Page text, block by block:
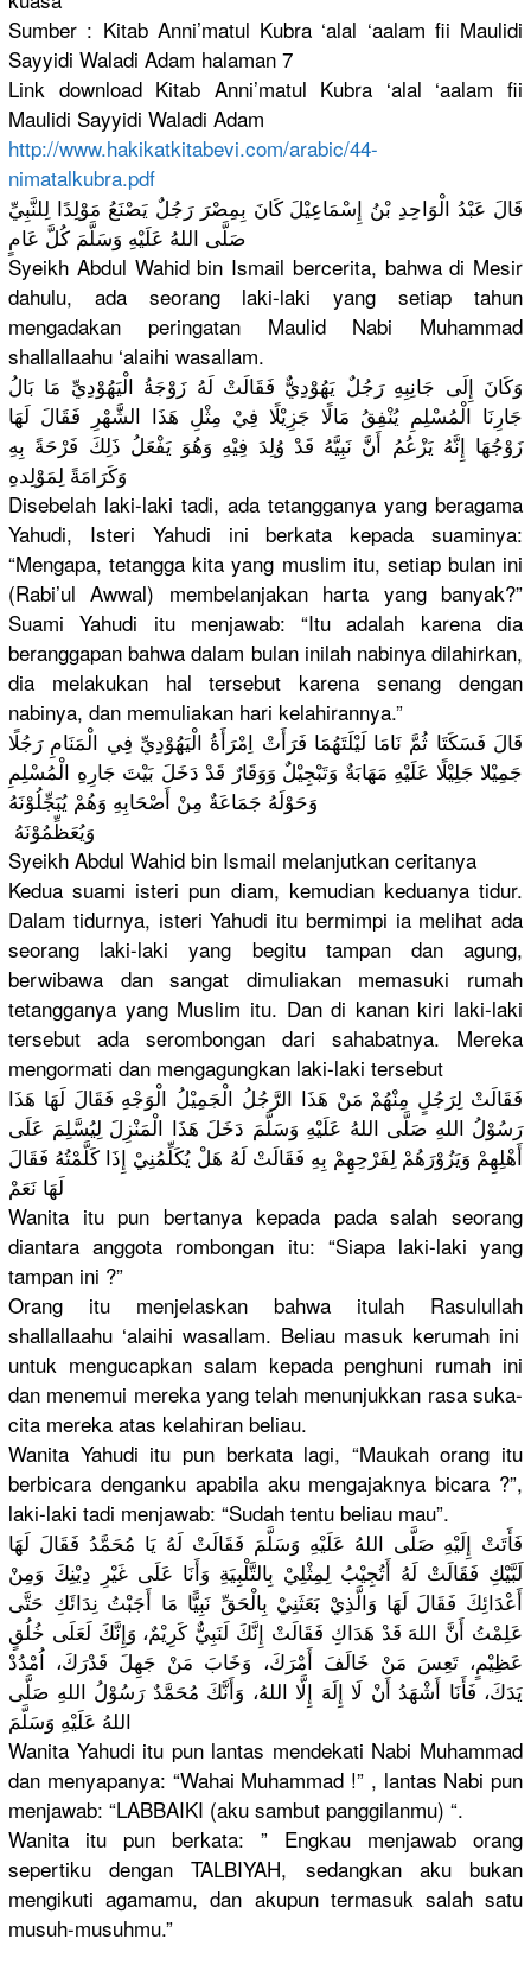
Sumber : Kitab Anni’matul Kubra ‘alal ‘aalam fii Maulidi
Sayyidi Waladi Adam halaman 7
Link download Kitab Anni’matul Kubra ‘alal ‘aalam fii
Maulidi Sayyidi Waladi Adam
http://www.hakikatkitabevi.com/arabic/44-
nimatalkubra.pdf
قَالَ عَبْدُ الْوَاحِدِ بْنُ إِسْمَاعِيْلَ كَانَ بِمِصْرَ رَجُلٌ يَصْنَعُ مَوْلِدًا لِلنَّبِيّ
صَلَّى اللهُ عَلَيْهِ وَسَلَّمَ كُلَّ عَامٍ
Syeikh Abdul Wahid bin Ismail bercerita, bahwa di Mesir
dahulu, ada seorang laki-laki yang setiap tahun
mengadakan peringatanMaulid Nabi Muhammad
shallallaahu ‘alaihi wasallam.
وَكَانَ إِلَى جَانِبِهِ رَجُلٌ يَهُوْدِيّ ٌ فَقَالَتْ لَهُ زَوْجَةُ الْيَهُوْدِيِّ مَا بَالُ
جَارِنَا الْمُسْلِم ِ يُنْفِقُ مَالًا جَزِيْلًا فِيْ مِثْلِ هَذَا الشَّهْرِ فَقَالَ لَهَا
زَوْجُهَا إِنَّهُ يَزْعُمُ أَنَّ نَبِيَّهُ قَدْ وُلِدَ فِيْهِ وَهُوَ يَفْعَلُ ذَلِكَ فَرْحَةً بِهِ
وَكَرَامَة ً لِمَوْلِده
Disebelah laki-laki tadi, ada tetangganya yang beragama
Yahudi, Isteri Yahudi ini berkata kepada suaminya:
“Mengapa, tetangga kita yang muslim itu, setiap bulan ini
(Rabi’ul Awwal) membelanjakan harta yang banyak?”
Suami Yahudi itu menjawab: “Itu adalah karena dia
beranggapan bahwa dalam bulan inilah nabinya dilahirkan,
dia melakukan hal tersebut karena senang dengan
nabinya, dan memuliakan hari kelahirannya.”
قَالَ فَسَكَتَا ثُمَّ نَامَا لَيْلَتَهُمَا فَرَأَتْ اِمْرَأَةُالْيَهُوْدِيِّ فِي الْمَنَامِ رَجُلًا
جَمِيْلا جَلِيْلًا عَلَيْهِ مَهَابَةٌ وَتَبْجِيْلٌ وَوَقَارٌ قَدْ دَخَلَ بَيْتَ جَارِهِ الْمُسْلِم
وَحَوْلَهُ جَمَاعَةٌ مِنْ أَصْحَابِه ِ وَهُمْ يُبَجِّلُوْنَهُ
­ وَيُعَظِّمُوْنَ­هُ
Syeikh Abdul Wahid bin Ismail melanjutkan ceritanya
Kedua suami isteri pun diam, kemudian keduanya tidur.
Dalam tidurnya, isteri Yahudi itu bermimpi ia melihat ada
seorang laki-laki yang begitu tampan dan agung,
berwibawa dan sangat dimuliakanmemasuki rumah
tetangganya yang Muslim itu. Dan di kanan kiri laki-laki
tersebut ada serombongan dari sahabatnya. Mereka
mengormati dan mengagungkan laki-laki tersebut
فَقَالَتْ لِرَجُلٍ مِنْهُمْ مَنْ هَذَا الرَّجُلُ الْجَمِيْل ُ الْوَجْهِ فَقَالَ لَهَا هَذَا
رَسُوْلُ اللهِ صَلَّى اللهُ عَلَيْهِ وَسَلَّمَ دَخَلَ هَذَا الْمَنْزِل َ لِيُسَّلِم َ عَلَى
أَهْلِهِمْ وَيَزُوْرَهُمْ لِفَرْحِهِمْ بِهِ فَقَالَتْ لَهُ هَلْ يُكَلِّمُنِيْ إِذَا كَلَّمْتُه ُ فَقَالَ
لَهَا نَعَمْ
Wanita itu pun bertanya kepada pada salah seorang
diantara anggota rombongan itu: “Siapa laki-laki yang
tampan ini ?”
Orang itu menjelaskan bahwa itulah Rasulullah
shallallaahu ‘alaihi wasallam. Beliau masuk kerumah ini
untuk mengucapkan salam kepada penghuni rumah ini
dan menemui mereka yang telah menunjukkan rasa suka-
cita mereka atas kelahiran beliau.
Wanita Yahudi itu pun berkata lagi, “Maukah orang itu
berbicara denganku apabila aku mengajaknya bicara ?”,
laki-laki tadi menjawab: “Sudah tentu beliau mau”.
فَأَتَتْ إِلَيْهِ صَلَّى اللهُ عَلَيْهِ وَسَلَّمَ فَقَالَتْ لَهُ يَا مُحَمَّدُ فَقَالَ لَهَا
لَبَّيْكِ فَقَالَتْ لَهُ أَتُجِيْبُ لِمِثْلِيْ بِالتَّلْبِيَةِ­ وَأَنَا عَلَى غَيْرِ دِيْنِكَ وَمِنْ
أَعْدَائِك َ فَقَالَ لَهَا وَالَّذِيْ بَعَثَنِيْ بِالْحَقِّ نَبِيًّا مَا أَجَبْتُ نِدَائَكِ حَتَّى
عَلِمْتُ أَنَّ اللهَ قَدْ هَدَاكِ فَقَالَتْ إِنَّكَ لَنَبِيٌّ كَرِيْمٌ، وَإِنَّكَ لَعَلَى خُلُقٍ
عَظِيْمٍ، تَعِسَ مَنْ خَالَفَ أَمْرَكَ، وَخَابَ مَنْ جَهِلَ قَدْرَكَ، اُمْدُدْ
يَدَكَ، فَأَنَا أَشْهَدُ أَنْ لَا إِلَهَ إِلَّا اللهُ، وَأَنَّكَ مُحَمَّدٌ رَسُوْلُ اللهِ صَلَّى
اللهُ عَلَيْهِ وَسَلَّمَ
Wanita Yahudi itu pun lantas mendekati Nabi Muhammad
dan menyapanya: “Wahai Muhammad !” , lantas Nabi pun
menjawab: “LABBAIKI (aku sambut panggilanmu) “.
Wanita itu pun berkata: ” Engkau menjawab orang
sepertiku dengan TALBIYAH, sedangkan aku bukan
mengikuti agamamu, dan akupun termasuk salah satu
musuh-musuhmu.”